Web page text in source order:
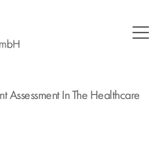
Assessment In The Healthcare